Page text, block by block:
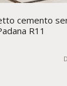
cemento
R11